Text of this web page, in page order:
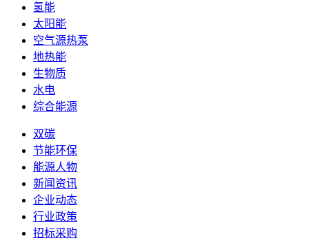
氢能
太阳能
空气源热泵
地热能
生物质
水电
综合能源
双碳
节能环保
能源人物
新闻资讯
企业动态
行业政策
招标采购